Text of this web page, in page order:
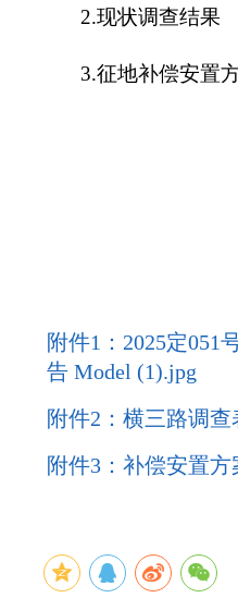
2.现状调查结果
3.征地补偿安置
附件1：2025定051
告 Model (1).jpg
附件2：横三路调查
附件3：补偿安置方